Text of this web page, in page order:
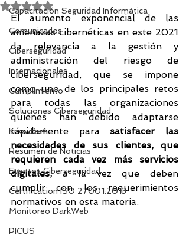
Capacitación Seguridad Informática
Comunicados
Ciberseguridad
Internacionales
Cumplimiento
Soluciones Ciberseguridad
KnowBe4
Resumen de Noticias
Eventos Ciberseguridad
Certificacion ISO 27001:2013
Monitoreo DarkWeb
PICUS
Obtuvo NaN de 5 estrellas.
El aumento exponencial de las
amenazas cibernéticas en este 2021
da relevancia a la gestión y
administración del riesgo de
ciberseguridad, que se impone
como uno de los principales retos
para todas las organizaciones
quienes han debido adaptarse
rápidamente para satisfacer las
necesidades de sus clientes, que
requieren cada vez más servicios
digitales, a la vez que deben
cumplir con los requerimientos
normativos en esta materia.